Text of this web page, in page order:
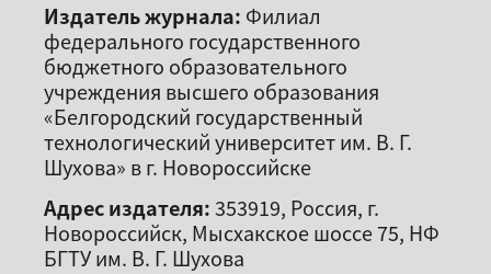
Издатель журнала: Филиал
федерального государственного
бюджетного образовательного
учреждения высшего образования
«Белгородский государственный
технологический университет им. В. Г.
Шухова» в г. Новороссийске
Адрес издателя:353919, Россия, г.
Новороссийск, Мысхакское шоссе 75, НФ
БГТУ им. В. Г. Шухова